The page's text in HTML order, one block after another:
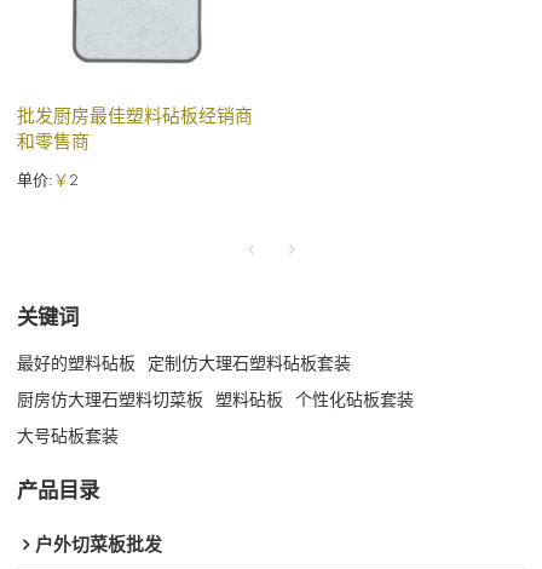
批发厨房最佳塑料砧板经销商
和零售商
单价:￥2
关键词
最好的塑料砧板 定制仿大理石塑料砧板套装
厨房仿大理石塑料切菜板 塑料砧板 个性化砧板套装
大号砧板套装
产品目录
户外切菜板批发